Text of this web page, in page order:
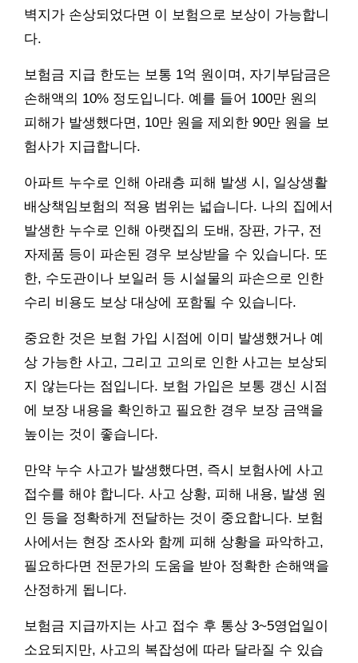
벽지가 손상되었다면 이 보험으로 보상이 가능합니
다.
보험금 지급 한도는 보통 1억 원이며, 자기부담금은
손해액의 10% 정도입니다. 예를 들어 100만 원의
피해가 발생했다면, 10만 원을 제외한 90만 원을 보
험사가 지급합니다.
아파트 누수로 인해 아래층 피해 발생 시, 일상생활
배상책임보험의 적용 범위는 넓습니다. 나의 집에서
발생한 누수로 인해 아랫집의 도배, 장판, 가구, 전
자제품 등이 파손된 경우 보상받을 수 있습니다. 또
한, 수도관이나 보일러 등 시설물의 파손으로 인한
수리 비용도 보상 대상에 포함될 수 있습니다.
중요한 것은 보험 가입 시점에 이미 발생했거나 예
상 가능한 사고, 그리고 고의로 인한 사고는 보상되
지 않는다는 점입니다. 보험 가입은 보통 갱신 시점
에 보장 내용을 확인하고 필요한 경우 보장 금액을
높이는 것이 좋습니다.
만약 누수 사고가 발생했다면, 즉시 보험사에 사고
접수를 해야 합니다. 사고 상황, 피해 내용, 발생 원
인 등을 정확하게 전달하는 것이 중요합니다. 보험
사에서는 현장 조사와 함께 피해 상황을 파악하고,
필요하다면 전문가의 도움을 받아 정확한 손해액을
산정하게 됩니다.
보험금 지급까지는 사고 접수 후 통상 3~5영업일이
소요되지만, 사고의 복잡성에 따라 달라질 수 있습